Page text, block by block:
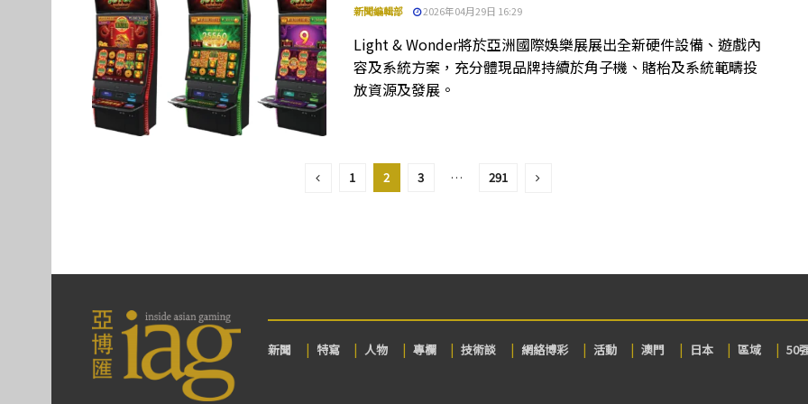
新聞編輯部 2026年04月29日 16:29
Light & Wonder將於亞洲國際娛樂展展出全新硬件設備、遊戲內
容及系統方案，充分體現品牌持續於角子機、賭枱及系統範疇投
放資源及發展。
1 2 3 … 291
新聞 特寫 人物 專欄 技術談 網絡博彩 活動 澳門 日本 區域 50